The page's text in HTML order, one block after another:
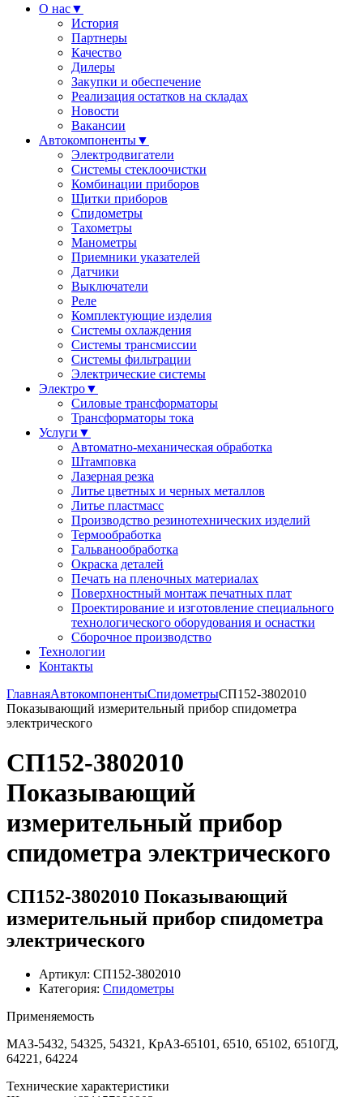
О нас▼
История
Партнеры
Качество
Дилеры
Закупки и обеспечение
Реализация остатков на складах
Новости
Вакансии
Автокомпоненты▼
Электродвигатели
Системы стеклоочистки
Комбинации приборов
Щитки приборов
Спидометры
Тахометры
Манометры
Приемники указателей
Датчики
Выключатели
Реле
Комплектующие изделия
Системы охлаждения
Системы трансмиссии
Системы фильтрации
Электрические системы
Электро▼
Силовые трансформаторы
Трансформаторы тока
Услуги ▼
Автоматно-механическая обработка
Штамповка
Лазерная резка
Литье цветных и черных металлов
Литье пластмасс
Производство резинотехнических изделий
Термообработка
Гальванообработка
Окраска деталей
Печать на пленочных материалах
Поверхностный монтаж печатных плат
Проектирование и изготовление специального
технологического оборудования и оснастки
Сборочное производство
Технологии
Контакты
ГлавнаяАвтокомпонентыСпидометрыСП152-3802010
Показывающий измерительный прибор спидометра
электрического
СП152-3802010
Показывающий
измерительный прибор
спидометра электрического
СП152-3802010 Показывающий
измерительный прибор спидометра
электрического
Артикул: СП152-3802010
Категория: Спидометры
Применяемость
МАЗ-5432, 54325, 54321, КрАЗ-65101, 6510, 65102, 6510ГД,
64221, 64224
Технические характеристики